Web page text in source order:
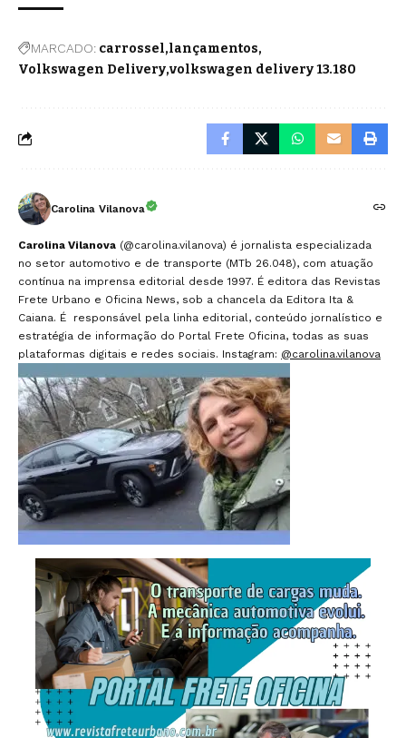
MARCADO: carrossel lançamentos
Volkswagen Delivery volkswagen delivery 13.180
Carolina Vilanova
Carolina Vilanova (@carolina.vilanova) é jornalista especializada
no setor automotivo e de transporte (MTb 26.048), com atuação
contínua na imprensa editorial desde 1997. É editora das Revistas
Frete Urbano e Oficina News, sob a chancela da Editora Ita &
Caiana. É responsável pela linha editorial, conteúdo jornalístico e
estratégia de informação do Portal Frete Oficina, todas as suas
plataformas digitais e redes sociais. Instagram: @carolina.vilanova